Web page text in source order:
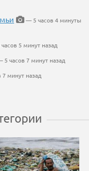
— 5 часов 4 минуты
5 минут назад
5 часов 7 минут назад
минут назад